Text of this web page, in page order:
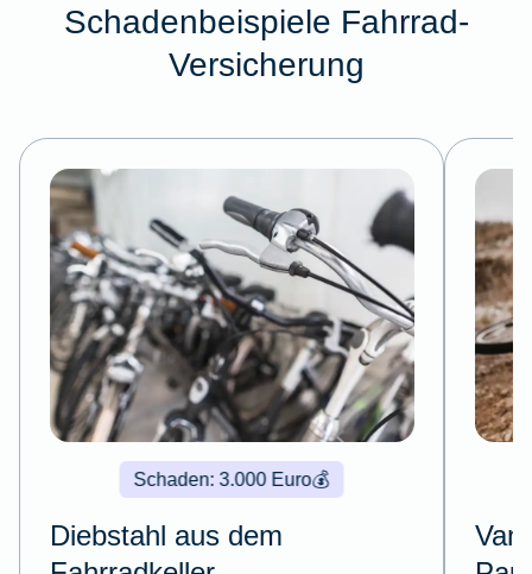
Schadenbeispiele Fahrrad-
Versicherung
💰
Schaden: 3.000 Euro
Diebstahl aus dem